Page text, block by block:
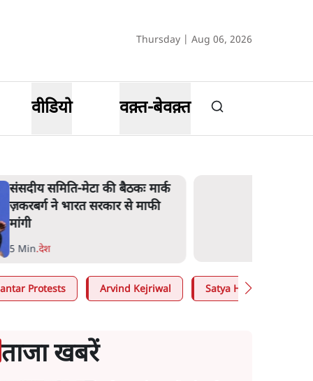
Thursday | Aug 06, 2026
वीडियो वक़्त-बेवक़्त
संसदीय समिति-मेटा की बैठकः मार्क
ज़करबर्ग ने भारत सरकार से माफी
मांगी
5 Min.देश
Protests Arvind Kejriwal Satya Hindi
ताजा खबरें